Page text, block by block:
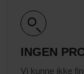
INGEN
Vi kunne ikke